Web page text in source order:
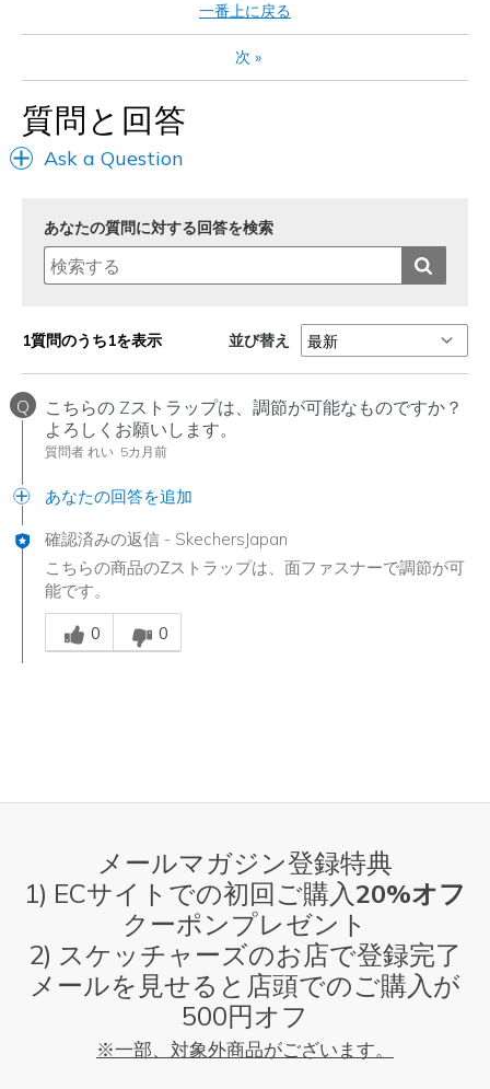
Special Occasions
Width
Feels true to width
Sizing
View On Shoes
I'm Really Into Shoes
一番上に戻る
次 »
質問と回答
Ask a Question
あなたの質問に対する回答を検索
1質問のうち1を表示 並び替え
Q
こちらの Zストラップは、調節が可能なものですか？
よろしくお願いします。
質問者 れい 5カ月前
あなたの回答を追加
確認済みの返信 - SkechersJapan
こちらの商品のZストラップは、面ファスナーで調節が可
能です。
Was this answer helpful to you
0
0
メールマガジン登録特典
1) ECサイトでの初回ご購入20%オフ
クーポンプレゼント
2) スケッチャーズのお店で登録完了
メールを見せると店頭でのご購入が
500円オフ
※一部、対象外商品がございます。